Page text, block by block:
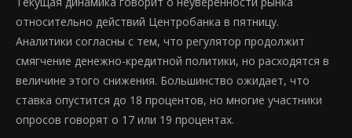
относительно действий Центробанка в пятницу.
Аналитики согласны с тем, что регулятор продолжит
смягчение денежно-кредитной политики, но расходятся в
величине этого снижения. Большинство ожидает, что
ставка опустится до 18 процентов, но многие участники
опросов говорят о 17 или 19 процентах.